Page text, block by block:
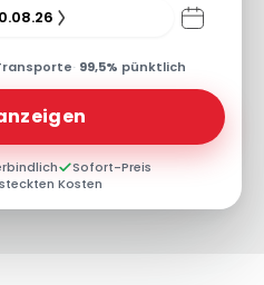
· 99,5% pünktlich
Sofort-Preis
Kosten